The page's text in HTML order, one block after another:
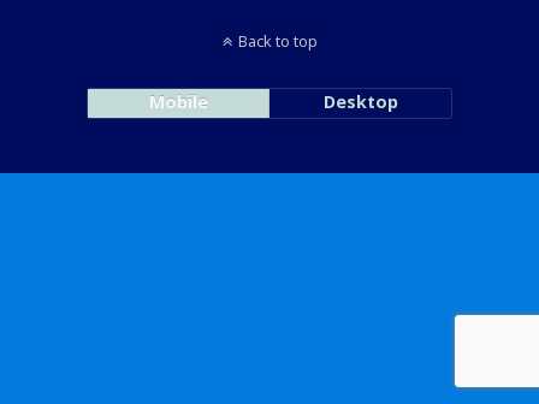
Back to top
Mobile Desktop